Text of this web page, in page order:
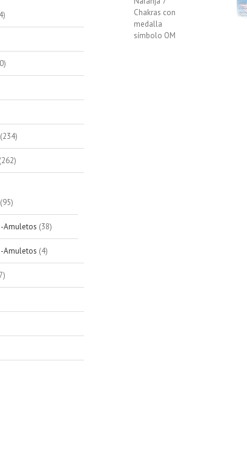
(234)
(262)
(95)
Amuletos (38)
Amuletos (4)